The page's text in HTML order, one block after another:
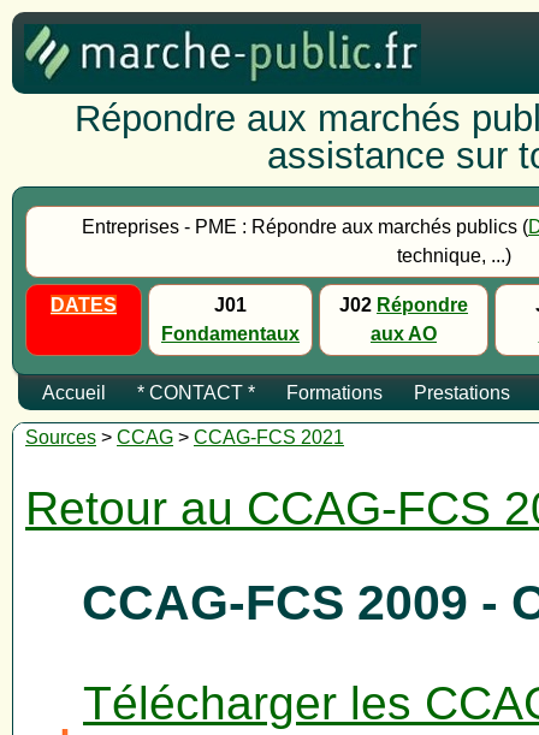
Répondre aux marchés
assistance sur
Entreprises - PME : Répondre aux marchés publics (
technique, ...)
DATES
J01
Fondamentaux
J02 Répondre
aux AO
Accueil * CONTACT * Formations Prestations
Sources > CCAG > CCAG-FCS 2021
Retour au CCAG-FCS
CCAG-FCS 2009 -
Télécharger les